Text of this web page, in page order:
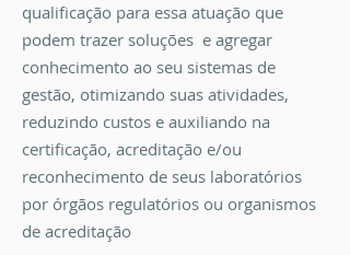
qualificação para essa atuação que
podem trazer soluções e agregar
conhecimento ao seu sistemas de
gestão, otimizando suas atividades,
reduzindo custos e auxiliando na
certificação, acreditação e/ou
reconhecimento de seus laboratórios
por órgãos regulatórios ou organismos
de acreditação